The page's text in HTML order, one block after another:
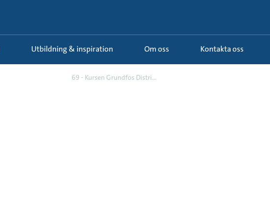
Utbildning & inspiration Om oss Kontakta oss
69 - Kursen Grundfos Distri...